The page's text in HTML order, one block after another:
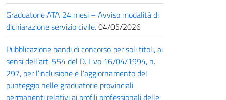
Graduatorie ATA 24 mesi – Avviso modalità di
dichiarazione servizio civile.04/05/2026
Pubblicazione bandi di concorso per soli titoli, ai
sensi dell’art. 554 del D. L.vo 16/04/1994, n.
297, per l’inclusione e l’aggiornamento del
punteggio nelle graduatorie provinciali
permanenti relativi ai profili professionali delle